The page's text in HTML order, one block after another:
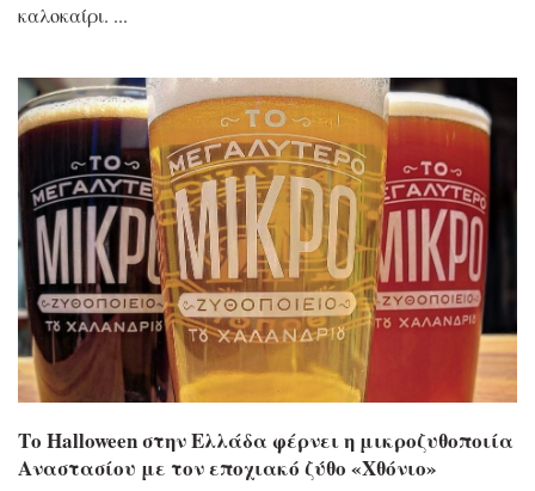
καλοκαίρι.
Το Halloween στην Ελλάδα φέρνει η μικροζυθοποιία
Αναστασίου με τον εποχιακό ζύθο «Χθόνιο»